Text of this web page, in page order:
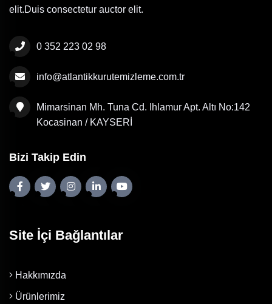
elit.Duis consectetur auctor elit.
0 352 223 02 98
info@atlantikkurutemizleme.com.tr
Mimarsinan Mh. Tuna Cd. Ihlamur Apt. Altı No:142
Kocasinan / KAYSERİ
Bizi Takip Edin
Site İçi Bağlantılar
Hakkımızda
Ürünlerimiz